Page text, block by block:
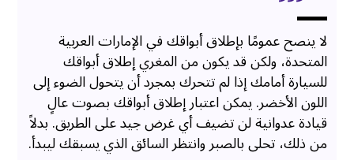
لا ينصح عمومًا بإطلاق أبواقك في الإمارات العربية
المتحدة، ولكن قد يكون من المغري إطلاق أبواقك
للسيارة أمامك إذا لم تتحرك بمجرد أن يتحول الضوء إلى
اللون الأخضر. يمكن اعتبار إطلاق أبواقك بصوت عالٍ
قيادة عدوانية لن تضيف أي غرض جيد على الطريق. بدلاً
من ذلك، تحلى بالصبر وانتظر السائق الذي يسبقك ليبدأ.